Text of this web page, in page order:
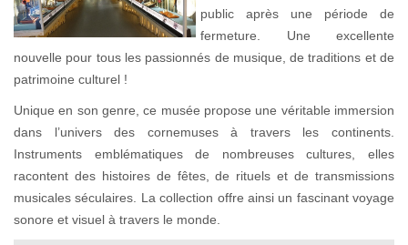
public après une période de
fermeture. Une excellente
nouvelle pour tous les passionnés de musique, de traditions et de
patrimoine culturel !
Unique en son genre, ce musée propose une véritable immersion
dans l’univers des cornemuses à travers les continents.
Instruments emblématiques de nombreuses cultures, elles
racontent des histoires de fêtes, de rituels et de transmissions
musicales séculaires. La collection offre ainsi un fascinant voyage
sonore et visuel à travers le monde.